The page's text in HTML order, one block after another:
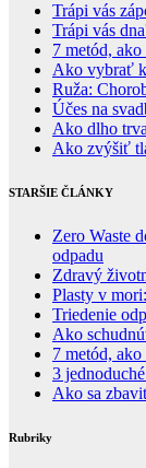
Trápi vás
Trápi vás
7 metód,
Ako vybrať
Ruža:
Účes na
Ako dlho
Ako zvýšiť
STARŠIE ČLÁNKY
Zero Waste
odpadu
Zdravý
Plasty v
Triedenie
Ako
7 metód,
3
Ako sa
Rubriky